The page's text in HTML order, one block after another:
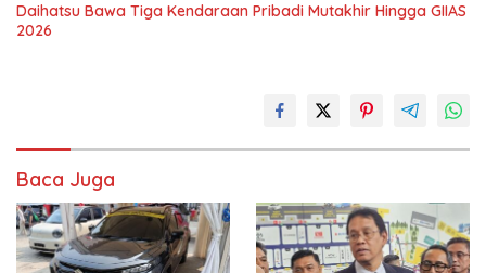
Daihatsu Bawa Tiga Kendaraan Pribadi Mutakhir Hingga GIIAS
2026
Baca Juga